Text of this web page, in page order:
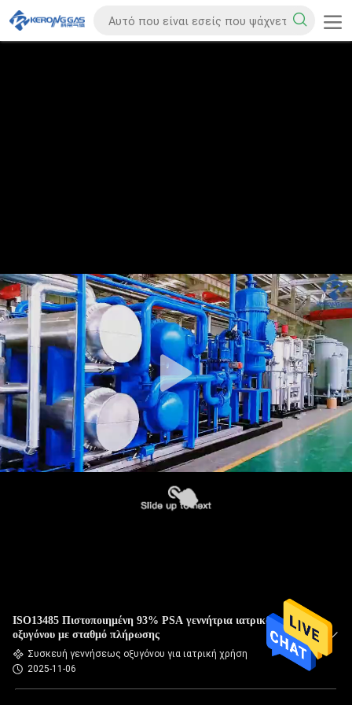
ISO13485 Πιστοποιημένη 93% PSA γεννήτρια ιατρικού
οξυγόνου με σταθμό πλήρωσης
Συσκευή γεννήσεως οξυγόνου για ιατρική χρήση
2025-11-06